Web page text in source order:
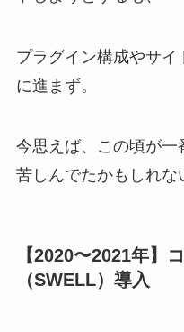
プラグイン構成やサイ
に進まず。
今思えば、この頃が
苦しんでたかもしれな
【2020〜2021年】
（SWELL）導入